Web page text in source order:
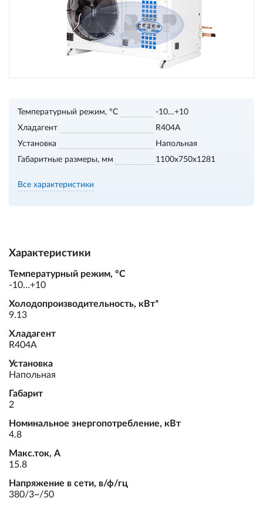
Температурный режим, °С
-10…+10
Хладагент
R404A
Установка
Напольная
Габаритные размеры, мм
1100х750х1281
Все характеристики
Характеристики
Температурный режим, °С
-10…+10
Холодопроизводительность, кВт*
9.13
Хладагент
R404A
Установка
Напольная
Габарит
2
Номинальное энергопотребление, кВт
4.8
Макс.ток, А
15.8
Напряжение в сети, в/ф/гц
380/3~/50